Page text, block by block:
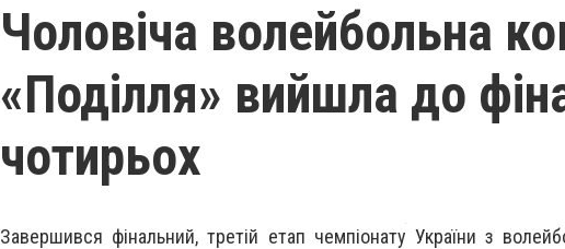
Чоловіча волейбольна
«Поділля» вийшла до
чотирьох
Завершився фінальний, третій етап чемпіонату України з